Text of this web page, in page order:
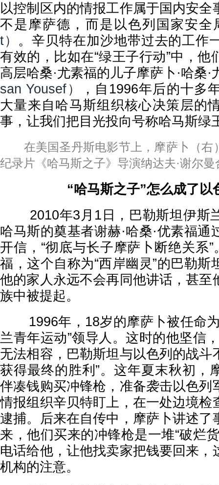
以控制区内的情报工作属于国内安全
不是摩萨德，而是以色列 国家安全
t） 。辛贝特在加沙地带过去的工作
有效的，比如在“绿王子行动”中，他
高层哈桑·尤素福的儿子摩萨卜·哈桑·
san Yousef）
，自1996年后的十多
大量来自哈马斯组织核心决策层的
事，让我们把目光投向号称哈马斯绿
在美国圣丹斯电影节上，摩萨卜（右
纪录片《哈马斯之子》导演纳达夫·谢尔
“哈马斯之子”怎么成了以
2010年3月1日，巴勒斯坦伊斯
哈马斯的奠基者谢赫·哈桑·优素福通
开信，“彻底与长子摩萨卜断绝关系”
福，这个自称为“西岸幽灵”的巴勒斯
他的家人永远不会再同他讲话，甚至
族中被提起。
1996年，18岁的摩萨卜被任命为
兰青年运动”领导人。这时的他坚信
无法相容，巴勒斯坦与以色列的战斗
获得最终的胜利”。这年夏末秋初，
伴凑钱购买冲锋枪，准备袭击以色列
情报组织辛贝特盯上，在一处边境检
逮捕。后来在自传中，摩萨卜讲述了
来，他们买来的冲锋枪是一堆“破烂
电话给他，让他找卖家把钱要回来，
机构的注意。